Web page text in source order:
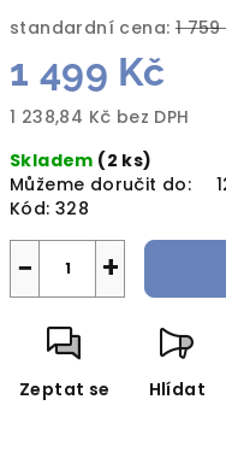
standardní cena: 1
1 499 Kč
1 238,84 Kč bez DPH
cena:
Skladem (2 ks)
Můžeme doručit do:
Kód: 328
+
−
Zeptat se Hlídat